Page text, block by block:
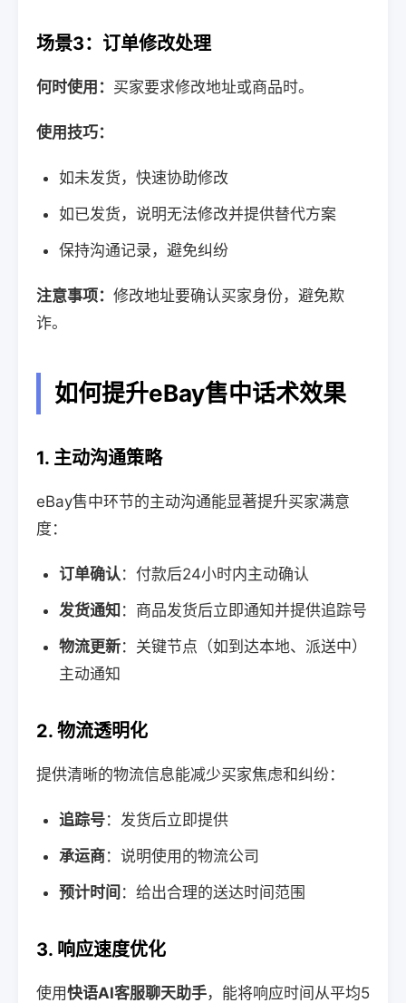
场景3：订单修改处理
何时使用： 买家要求修改地址或商品时。
使用技巧：
如未发货，快速协助修改
如已发货，说明无法修改并提供替代方案
保持沟通记录，避免纠纷
注意事项： 修改地址要确认买家身份，避免欺
诈。
如何提升eBay售中话术效果
1. 主动沟通策略
eBay售中环节的主动沟通能显著提升买家满意
度：
订单确认：付款后24小时内主动确认
发货通知 ：商品发货后立即通知并提供追踪号
物流更新：关键节点（如到达本地、派送中）
主动通知
2. 物流透明化
提供清晰的物流信息能减少买家焦虑和纠纷：
追踪号：发货后立即提供
承运商：说明使用的物流公司
预计时间 ：给出合理的送达时间范围
3. 响应速度优化
使用快语AI客服聊天助手，能将响应时间从平均5